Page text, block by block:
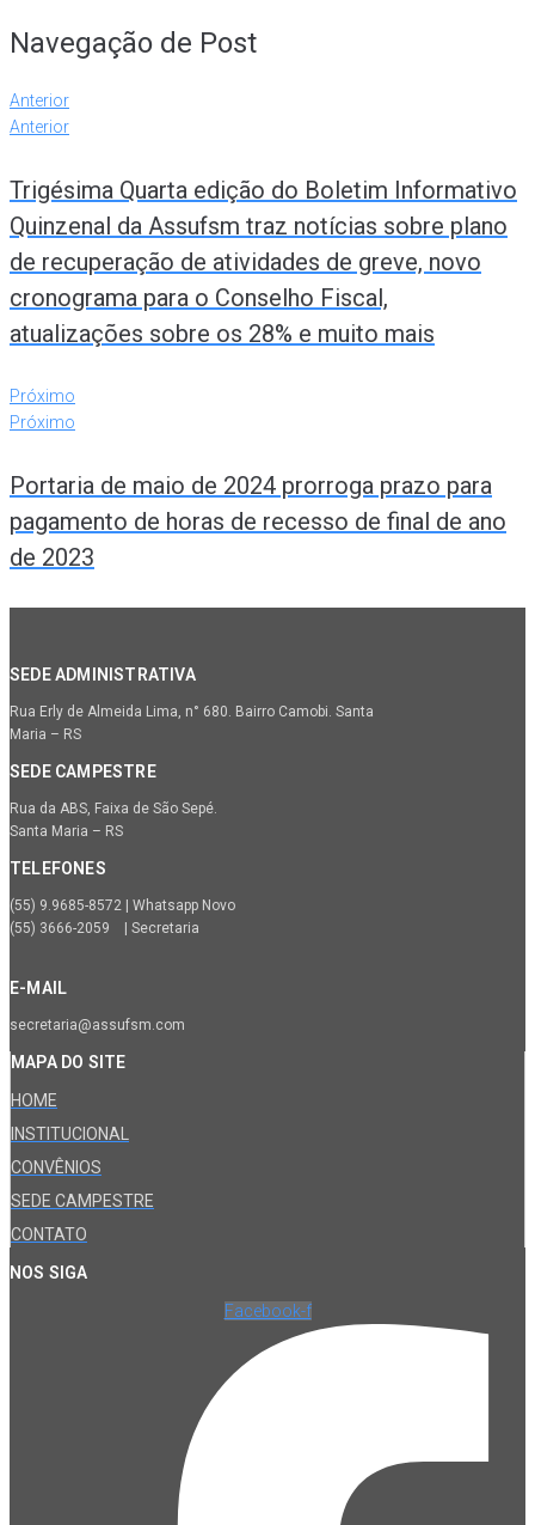
Navegação de Post
Anterior
Anterior
Trigésima Quarta edição do Boletim Informativo
Quinzenal da Assufsm traz notícias sobre plano
de recuperação de atividades de greve, novo
cronograma para o Conselho Fiscal,
atualizações sobre os 28% e muito mais
Próximo
Próximo
Portaria de maio de 2024 prorroga prazo para
pagamento de horas de recesso de final de ano
de 2023
SEDE ADMINISTRATIVA
Rua Erly de Almeida Lima, n° 680. Bairro Camobi. Santa
Maria – RS
SEDE CAMPESTRE
Rua da ABS, Faixa de São Sepé.
Santa Maria – RS
TELEFONES
(55) 9.9685-8572 | Whatsapp Novo
(55) 3666-2059 | Secretaria
E-MAIL
secretaria@assufsm.com
MAPA DO SITE
HOME
INSTITUCIONAL
CONVÊNIOS
SEDE CAMPESTRE
CONTATO
NOS SIGA
Facebook-f